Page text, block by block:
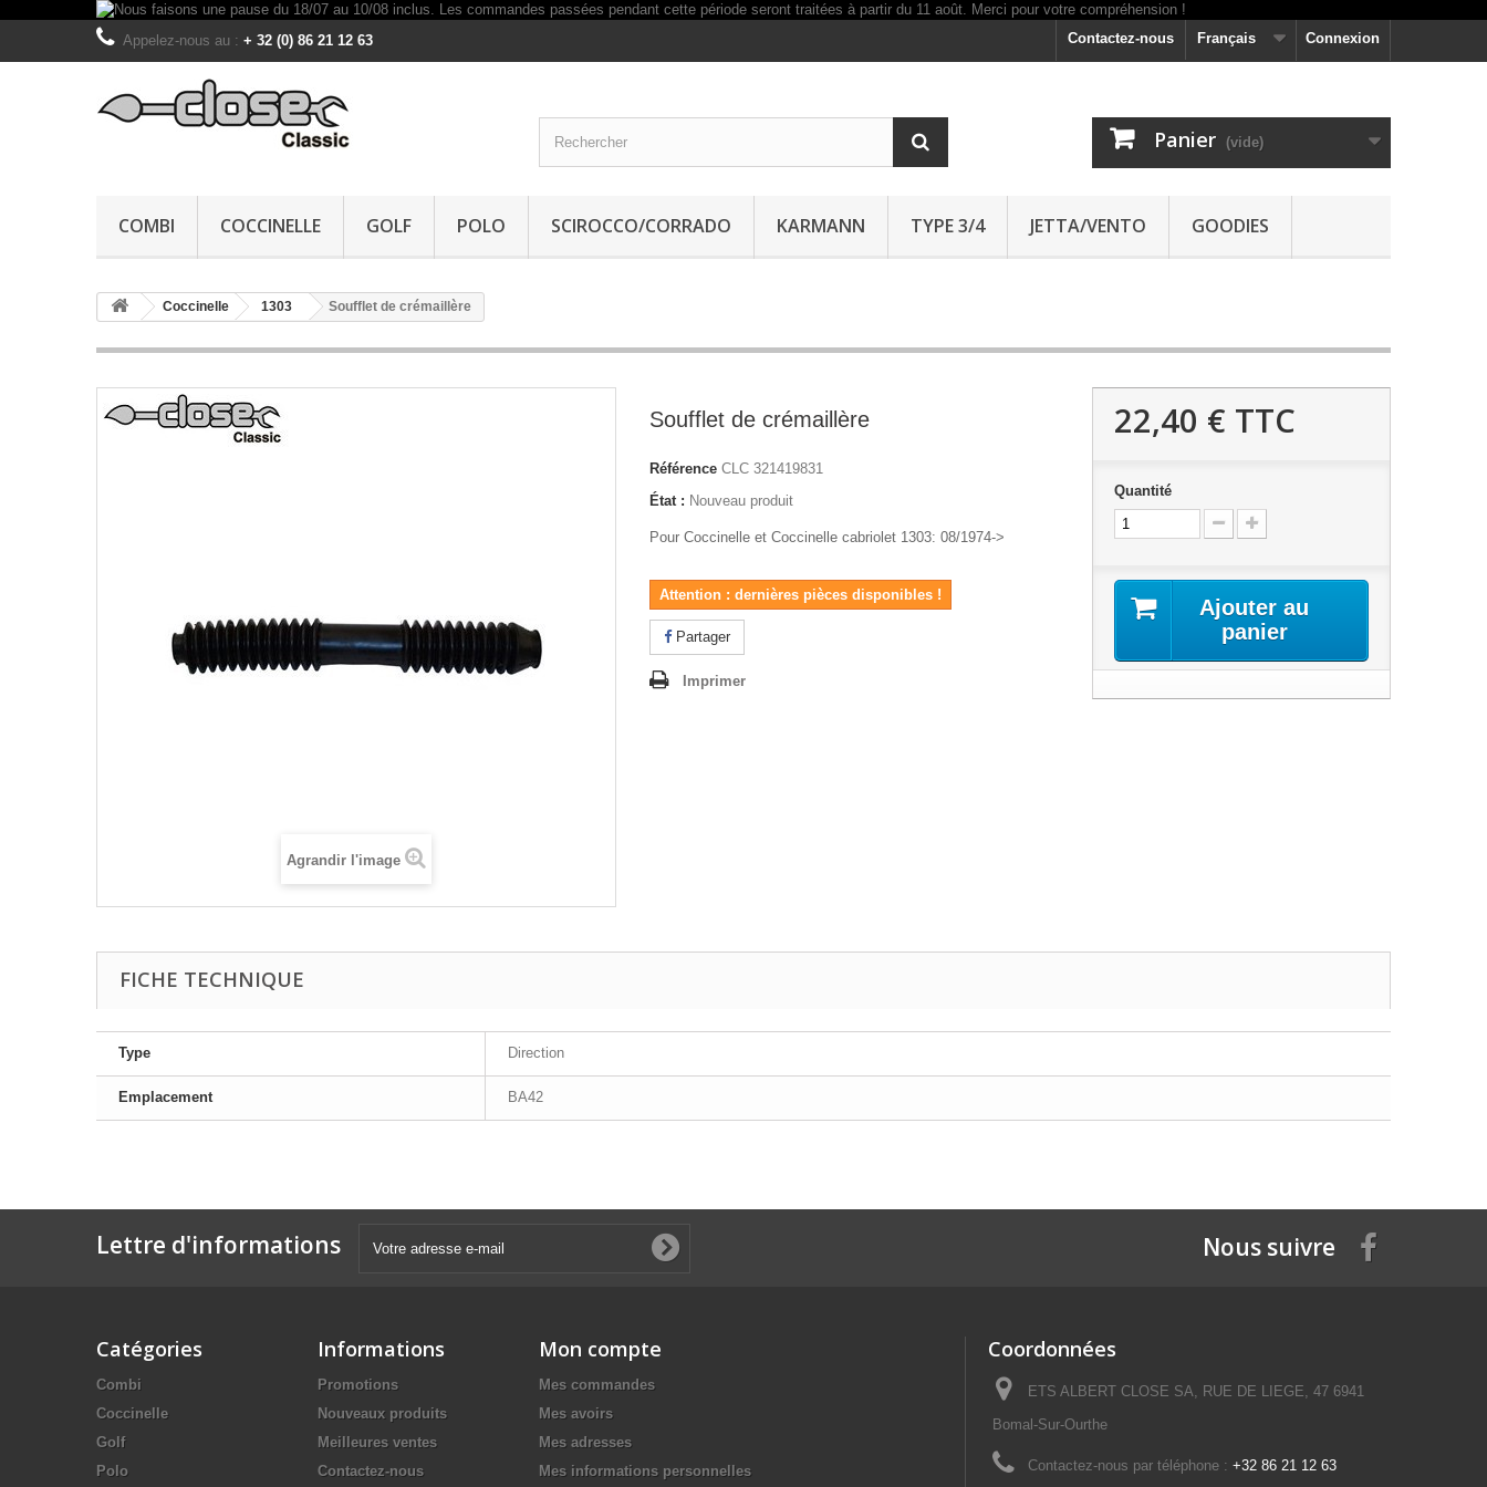
Connexion
Français
Contactez-nous
Appelez-nous au : + 32 (0) 86 21 12 63
Panier (vide)
COMBI COCCINELLE GOLF POLO SCIROCCO/CORRADO KARMANN TYPE 3/4 JETTA/VENTO GOODIES
Coccinelle 1303 Soufflet de crémaillère
Agrandir l'image
Soufflet de crémaillère
Référence CLC 321419831
État : Nouveau produit
Pour Coccinelle et Coccinelle cabriolet 1303: 08/1974->
Attention : dernières pièces disponibles !
Partager
Imprimer
22,40 € TTC
Quantité
Ajouter au
panier
FICHE TECHNIQUE
Type Direction
Emplacement BA42
Lettre d'informations Nous suivre
Catégories
Combi
Coccinelle
Golf
Polo
Informations
Promotions
Nouveaux produits
Meilleures ventes
Contactez-nous
Mon compte
Mes commandes
Mes avoirs
Mes adresses
Mes informations personnelles
Coordonnées
ETS ALBERT CLOSE SA, RUE DE LIEGE, 47 6941
Bomal-Sur-Ourthe
Contactez-nous par téléphone : +32 86 21 12 63